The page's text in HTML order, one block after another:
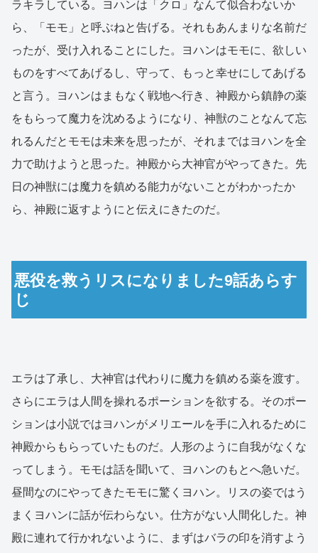
ラキラしている。ヨハンは「クロ」なんて似合わないか
ら、「モモ」と呼ぶねと告げる。それもあんまりな名前だ
ったが、受け入れることにした。ヨハンはモモに、欲しい
ものをすべてあげるし、守って、もっと幸せにしてあげる
と言う。ヨハンはまもなく戦地へ行き、神殿から鎮静の薬
をもらって魔力を沈めるようになり、神獣のことなんて忘
れるんだとモモは未来を思ったが、それまではヨハンを全
力で助けようと思った。神殿から大神官がやってきた。先
日の神獣には魔力を鎮める能力がないことがわかったか
ら、神殿に返すようにと伝えにきたのだ。
悪役を救うリスになりました9話あらす
じ
エラは了承し、大神官は代わりに魔力を鎮める薬を渡す。
さらにエラは人間を操れるポーションを欲する。そのポー
ションは小説ではヨハンがメリエールを手に入れるために
神殿からもらっていたものだ。人形のように自我がなくな
ってしまう。モモは話を聞いて、ヨハンのもとへ急いだ。
昼間なのにやってきたモモに驚くヨハン。リスの姿ではう
まくヨハンに話が伝わらない。仕方がない人間化した。神
殿に連れて行かれないように、まずはバラの印を消すよう